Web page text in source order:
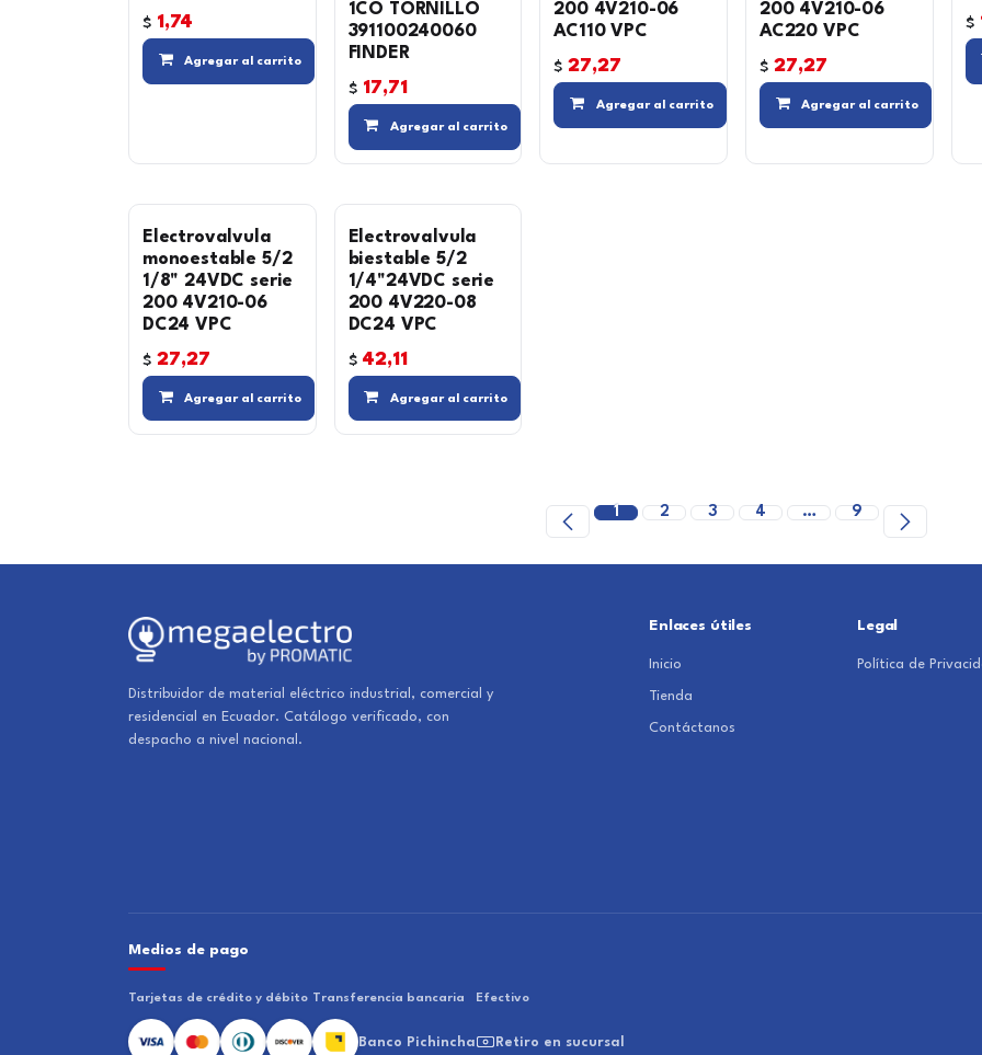
$ 1,74
Agregar al carrito Compara Agregar a la lista de deseos
1CO TORNILLO
391100240060
FINDER
$ 17,71
Agregar al carrito Compara Agregar a la lista de deseos
200 4V210-06
AC110 VPC
$27,27
Agregar al carrito Compara Agregar a
200 4V210-06
AC220 VPC
$ 27,27
Agregar al carrito
$
Electrovalvula
monoestable 5/2
1/8" 24VDC serie
200 4V210-06
DC24 VPC
$ 27,27
Agregar al carrito Compara Agregar a la lista de deseos
Electrovalvula
biestable 5/2
1/4"24VDC serie
200 4V220-08
DC24 VPC
$ 42,11
Agregar al carrito
1 2 3 4 … 9
Distribuidor de material eléctrico industrial, comercial y
residencial en Ecuador. Catálogo verificado, con
despacho a nivel nacional.
Enlaces útiles
Inicio
Tienda
Contáctanos
Legal
Política de
Medios de pago
Tarjetas de crédito y débito Transferencia bancaria
Banco Pichincha
Efectivo
Retiro en sucursal